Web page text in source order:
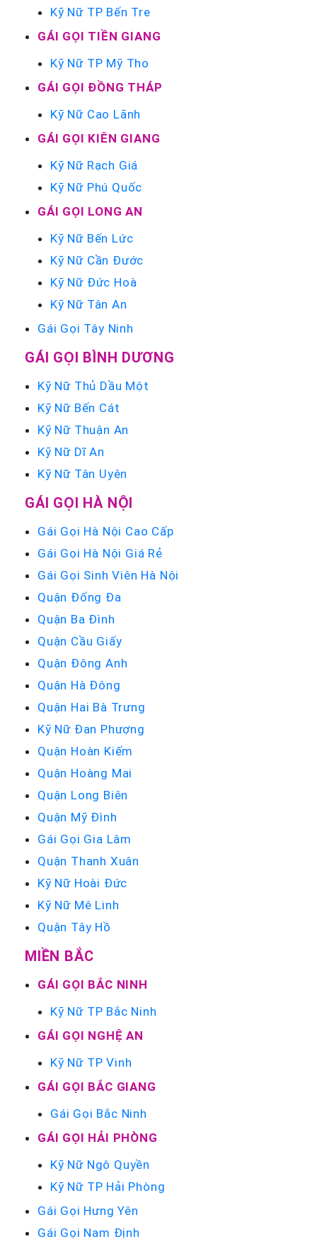
Kỹ Nữ TP Bến Tre
GÁI GỌI TIỀN GIANG
Kỹ Nữ TP Mỹ Tho
GÁI GỌI ĐỒNG THÁP
Kỹ Nữ Cao Lãnh
GÁI GỌI KIÊN GIANG
Kỹ Nữ Rạch Giá
Kỹ Nữ Phú Quốc
GÁI GỌI LONG AN
Kỹ Nữ Bến Lức
Kỹ Nữ Cần Đước
Kỹ Nữ Đức Hoà
Kỹ Nữ Tân An
Gái Gọi Tây Ninh
GÁI GỌI BÌNH DƯƠNG
Kỹ Nữ Thủ Dầu Một
Kỹ Nữ Bến Cát
Kỹ Nữ Thuận An
Kỹ Nữ Dĩ An
Kỹ Nữ Tân Uyên
GÁI GỌI HÀ NỘI
Gái Gọi Hà Nội Cao Cấp
Gái Gọi Hà Nội Giá Rẻ
Gái Gọi Sinh Viên Hà Nội
Quận Đống Đa
Quận Ba Đình
Quận Cầu Giấy
Quận Đông Anh
Quận Hà Đông
Quận Hai Bà Trưng
Kỹ Nữ Đan Phượng
Quận Hoàn Kiếm
Quận Hoàng Mai
Quận Long Biên
Quận Mỹ Đình
Gái Gọi Gia Lâm
Quận Thanh Xuân
Kỹ Nữ Hoài Đức
Kỹ Nữ Mê Linh
Quận Tây Hồ
MIỀN BẮC
GÁI GỌI BẮC NINH
Kỹ Nữ TP Bắc Ninh
GÁI GỌI NGHỆ AN
Kỹ Nữ TP Vinh
GÁI GỌI BẮC GIANG
Gái Gọi Bắc Ninh
GÁI GỌI HẢI PHÒNG
Kỹ Nữ Ngô Quyền
Kỹ Nữ TP Hải Phòng
Gái Gọi Hưng Yên
Gái Gọi Nam Định